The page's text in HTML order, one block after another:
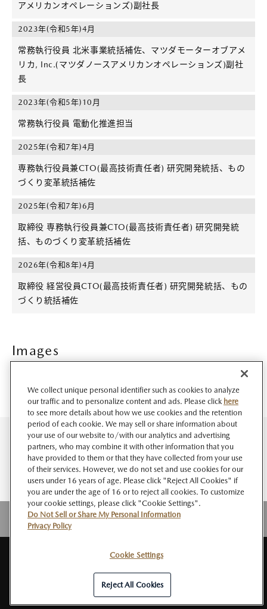
アメリカンオペレーションズ)副社長
2023年(令和5年)4月
常務執行役員 北米事業統括補佐、マツダモーターオブアメ
リカ, Inc.(マツダノースアメリカンオペレーションズ)副社
長
2023年(令和5年)10月
常務執行役員 電動化推進担当
2025年(令和7年)4月
専務執行役員兼CTO(最高技術責任者) 研究開発統括、もの
づくり変革統括補佐
2025年(令和7年)6月
取締役 専務執行役員兼CTO(最高技術責任者) 研究開発統
括、ものづくり変革統括補佐
2026年(令和8年)4月
取締役 経営役員CTO(最高技術責任者) 研究開発統括、もの
づくり統括補佐
Images
の取扱い
ソーシャルメデ
ィアポリシー
© Mazda Motor Corporation All Rights Reserved.
We collect unique personal identifier such as cookies to analyze
our traffic and to personalize content and ads. Please click here
to see more details about how we use cookies and the retention
period of each cookie. We may sell or share information about
your use of our website to/with our analytics and advertising
partners, who may combine it with other information that you
have provided to them or that they have collected from your use
of their services. However, we do not set and use cookies for our
users under 16 years of age. Please click "Reject All Cookies" if
you are under the age of 16 or to reject all cookies. To customize
your cookie settings, please click "Cookie Settings".
Do Not Sell or Share My Personal Information
Privacy Policy
Cookie Settings
Reject All Cookies